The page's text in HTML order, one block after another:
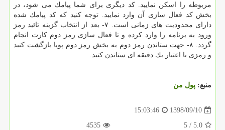
مربوطه را اسكن نمایید. كد دیگری برای شما پیامك می شود، در
بخش كد فعال سازی آن وارد نمایید. توجه كنید كه كد پیامك شده
دارای محدودیت های زمانی است. ۷- بعد از انتخاب گزینه تائید رمز
ورود به برنامه را وارد كرده و تا فعال سازی رمز دوم كارت انجام
گردد. ۸- جهت ستاندن رمز دوم به بخش رمز دوم پویا بازگشت كنید
و رمزی با اعتبار یك دقیقه ای ستاندن كنید.
منبع: پول من
1398/09/10
15:03:46
5.0
/ 5
4535